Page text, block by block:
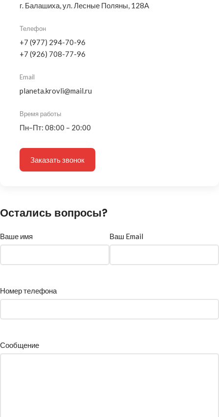
г. Балашиха, ул. Лесные Поляны, 128А
Телефон
+7 (977) 294-70-96
+7 (926) 708-77-96
Email
planeta.krovli@mail.ru
Время работы
Пн–Пт: 08:00 – 20:00
Заказать звонок
Остались вопросы?
Ваше имя Ваш Email
Номер телефона
Сообщение